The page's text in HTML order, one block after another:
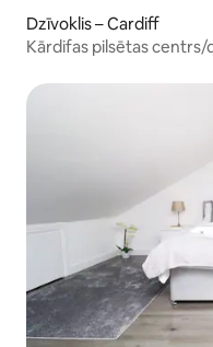
Dzīvoklis – Cardiff
Kārdifas pilsētas centrs/